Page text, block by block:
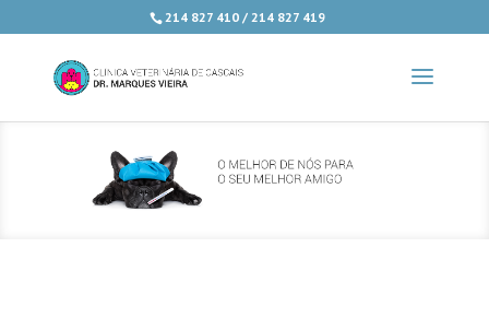
214 827 410 / 214 827 419